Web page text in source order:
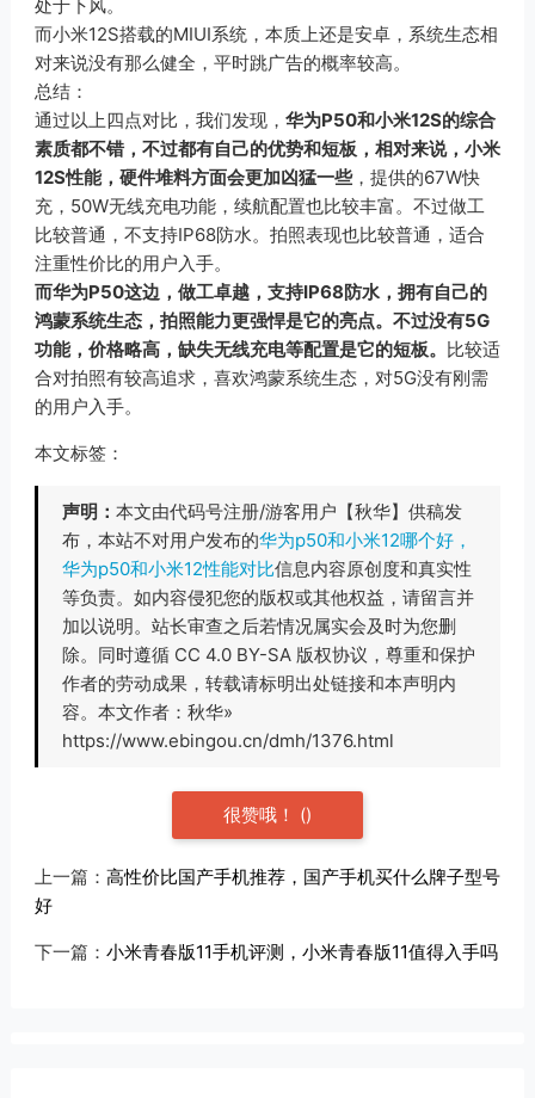
处于下风。
而小米12S搭载的MIUI系统，本质上还是安卓，系统生态相
对来说没有那么健全，平时跳广告的概率较高。
总结：
通过以上四点对比，我们发现， 华为P50和小米12S的综合
素质都不错，不过都有自己的优势和短板，相对来说，小米
12S性能，硬件堆料方面会更加凶猛一些，提供的67W快
充，50W无线充电功能，续航配置也比较丰富。不过做工
比较普通，不支持IP68防水。拍照表现也比较普通，适合
注重性价比的用户入手。
而华为P50这边，做工卓越，支持IP68防水，拥有自己的
鸿蒙系统生态，拍照能力更强悍是它的亮点。不过没有5G
功能，价格略高，缺失无线充电等配置是它的短板。 比较适
合对拍照有较高追求，喜欢鸿蒙系统生态，对5G没有刚需
的用户入手。
本文标签：
声明： 本文由代码号注册/游客用户【秋华】供稿发
布，本站不对用户发布的华为p50和小米12哪个好，
华为p50和小米12性能对比信息内容原创度和真实性
等负责。如内容侵犯您的版权或其他权益，请留言并
加以说明。站长审查之后若情况属实会及时为您删
除。同时遵循 CC 4.0 BY-SA 版权协议，尊重和保护
作者的劳动成果，转载请标明出处链接和本声明内
容。本文作者：秋华»
https://www.ebingou.cn/dmh/1376.html
很赞哦！ ()
上一篇： 高性价比国产手机推荐，国产手机买什么牌子型号
好
下一篇： 小米青春版11手机评测，小米青春版11值得入手吗